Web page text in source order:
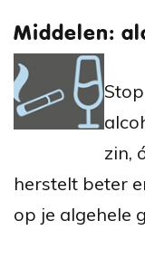
Middelen:
zin,
herstelt beter
op je algehele